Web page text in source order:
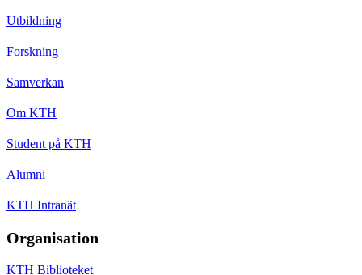
Utbildning
Forskning
Samverkan
Om KTH
Student på KTH
Alumni
KTH Intranät
Organisation
KTH Biblioteket